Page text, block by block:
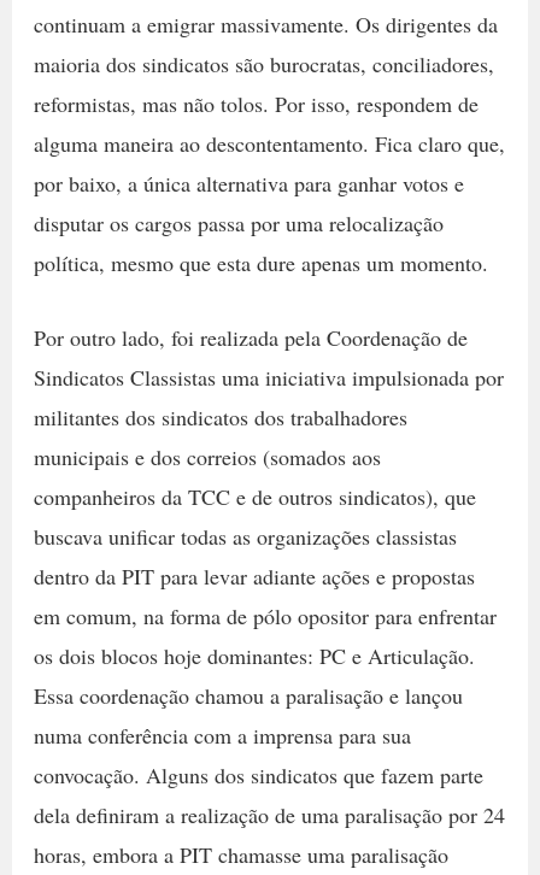
continuam a emigrar massivamente. Os dirigentes da
maioria dos sindicatos são burocratas, conciliadores,
reformistas, mas não tolos. Por isso, respondem de
alguma maneira ao descontentamento. Fica claro que,
por baixo, a única alternativa para ganhar votos e
disputar os cargos passa por uma relocalização
política, mesmo que esta dure apenas um momento.
Por outro lado, foi realizada pela Coordenação de
Sindicatos Classistas uma iniciativa impulsionada por
militantes dos sindicatos dos trabalhadores
municipais e dos correios (somados aos
companheiros da TCC e de outros sindicatos), que
buscava unificar todas as organizações classistas
dentro da PIT para levar adiante ações e propostas
em comum, na forma de pólo opositor para enfrentar
os dois blocos hoje dominantes: PC e Articulação.
Essa coordenação chamou a paralisação e lançou
numa conferência com a imprensa para sua
convocação. Alguns dos sindicatos que fazem parte
dela definiram a realização de uma paralisação por 24
horas, embora a PIT chamasse uma paralisação